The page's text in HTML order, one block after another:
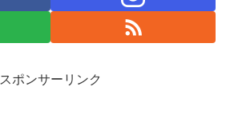
スポンサーリンク